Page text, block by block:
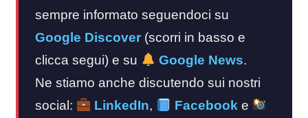
sempre informato seguendoci su
Google Discover (scorri in basso e
clicca segui) e su
Google News.
Ne stiamo anche discutendo sui nostri
social:
LinkedIn, Facebook e